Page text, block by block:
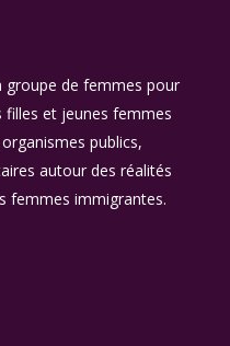
groupe de femmes pour
filles et jeunes femmes
publics,
autour des réalités
femmes immigrantes.